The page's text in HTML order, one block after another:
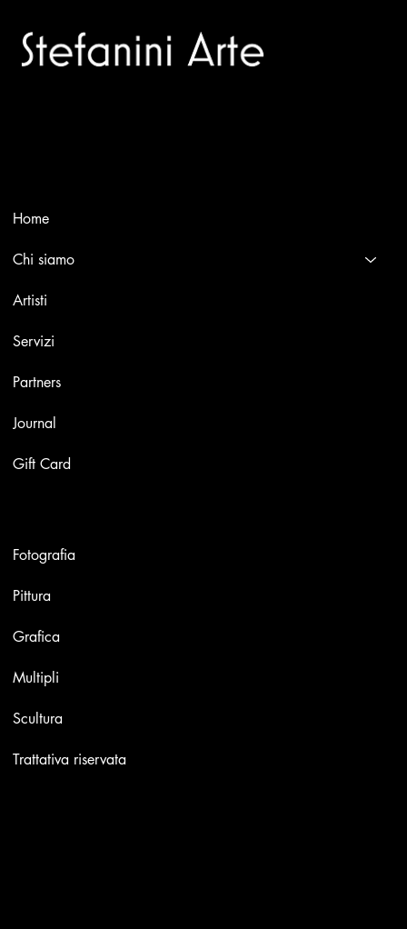
Home
Chi siamo
Artisti
Servizi
Partners
Journal
Gift Card
Fotografia
Pittura
Grafica
Multipli
Scultura
Trattativa riservata